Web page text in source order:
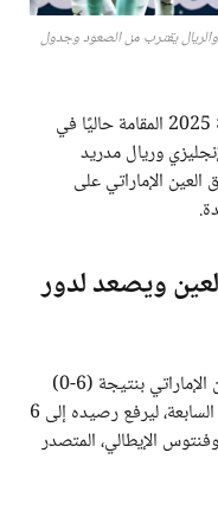
على العين والريال يقترب من الصعود وجدول
في إطار منافسات بطولة كأس العالم للأندية 2025 المقامة حاليًا في
وريال مدريد
الإماراتي على
ويصعد لدور
حقق مانشستر سيتي فوزًا ساحقًا على العين الإماراتي بنتيجة (6-0)
ضمن الجولة الثانية من منافسات المجموعة السابعة، ليرفع رصيده إلى 6
إلى دور الـ16 بصحبة يوفنتوس الإيطالي، المتصدر